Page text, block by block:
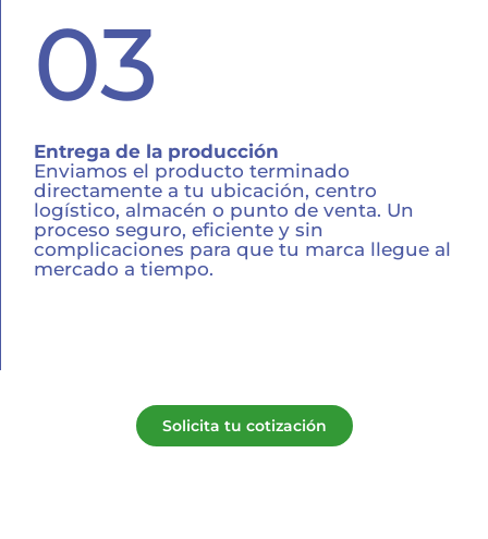
03
Entrega de la producción
Enviamos el producto terminado
directamente a tu ubicación, centro
logístico, almacén o punto de venta. Un
proceso seguro, eficiente y sin
complicaciones para que tu marca llegue al
mercado a tiempo.
Solicita tu cotización